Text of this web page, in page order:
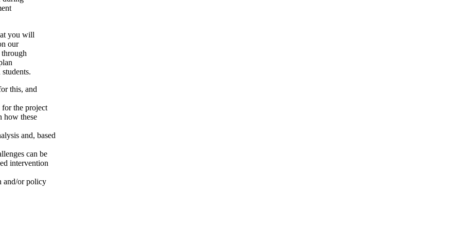
you will
our
this, and
for the project
how these
and, based
can be
intervention
and/or policy